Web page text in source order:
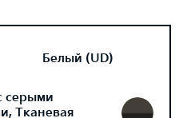
Белый (UD)
серыми
Тканевая